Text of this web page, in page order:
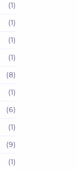
(1)
(1)
(1)
(1)
(8)
(1)
(6)
(1)
(9)
(1)